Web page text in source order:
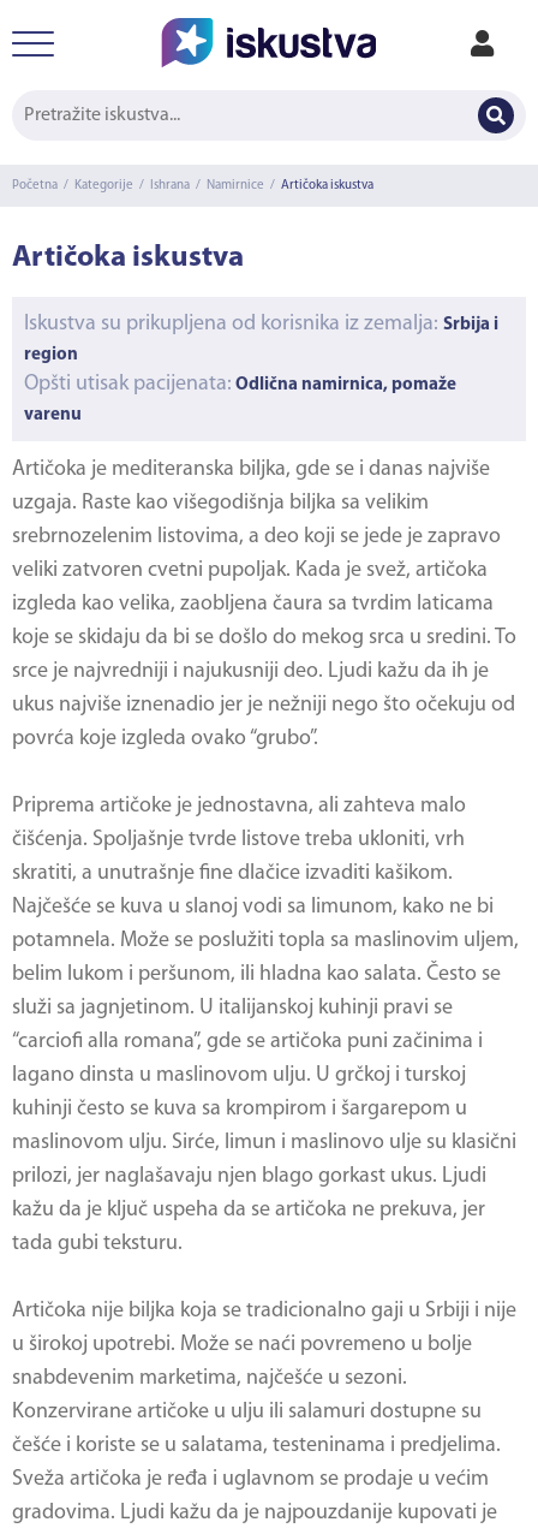
Početna / Kategorije / Ishrana / Namirnice / Artičoka iskustva
Artičoka iskustva
Iskustva su prikupljena od korisnika iz zemalja: Srbija i
region
Opšti utisak pacijenata: Odlična namirnica, pomaže
varenu
Artičoka je mediteranska biljka, gde se i danas najviše
uzgaja. Raste kao višegodišnja biljka sa velikim
srebrnozelenim listovima, a deo koji se jede je zapravo
veliki zatvoren cvetni pupoljak. Kada je svež, artičoka
izgleda kao velika, zaobljena čaura sa tvrdim laticama
koje se skidaju da bi se došlo do mekog srca u sredini. To
srce je najvredniji i najukusniji deo. Ljudi kažu da ih je
ukus najviše iznenadio jer je nežniji nego što očekuju od
povrća koje izgleda ovako “grubo”.
Priprema artičoke je jednostavna, ali zahteva malo
čišćenja. Spoljašnje tvrde listove treba ukloniti, vrh
skratiti, a unutrašnje fine dlačice izvaditi kašikom.
Najčešće se kuva u slanoj vodi sa limunom, kako ne bi
potamnela. Može se poslužiti topla sa maslinovim uljem,
belim lukom i peršunom, ili hladna kao salata. Često se
služi sa jagnjetinom. U italijanskoj kuhinji pravi se
“carciofi alla romana”, gde se artičoka puni začinima i
lagano dinsta u maslinovom ulju. U grčkoj i turskoj
kuhinji često se kuva sa krompirom i šargarepom u
maslinovom ulju. Sirće, limun i maslinovo ulje su klasični
prilozi, jer naglašavaju njen blago gorkast ukus. Ljudi
kažu da je ključ uspeha da se artičoka ne prekuva, jer
tada gubi teksturu.
Artičoka nije biljka koja se tradicionalno gaji u Srbiji i nije
u širokoj upotrebi. Može se naći povremeno u bolje
snabdevenim marketima, najčešće u sezoni.
Konzervirane artičoke u ulju ili salamuri dostupne su
češće i koriste se u salatama, testeninama i predjelima.
Sveža artičoka je ređa i uglavnom se prodaje u većim
gradovima. Ljudi kažu da je najpouzdanije kupovati je